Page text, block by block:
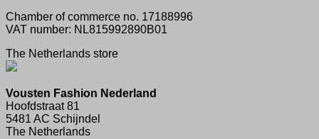
Chamber of commerce no. 17188996
VAT number: NL815992890B01
The Netherlands store
Vousten Fashion Nederland
Hoofdstraat 81
5481 AC Schijndel
The Netherlands